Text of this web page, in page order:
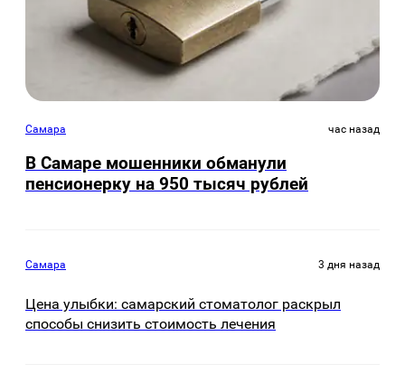
Самара час назад
В Самаре мошенники обманули
пенсионерку на 950 тысяч рублей
Самара 3 дня назад
Цена улыбки: самарский стоматолог раскрыл
способы снизить стоимость лечения